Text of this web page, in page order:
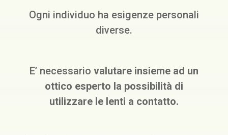
Ogni individuo ha esigenze personali
diverse.
E’ necessario valutare insieme ad un
ottico esperto la possibilità di
utilizzare le lenti a contatto.